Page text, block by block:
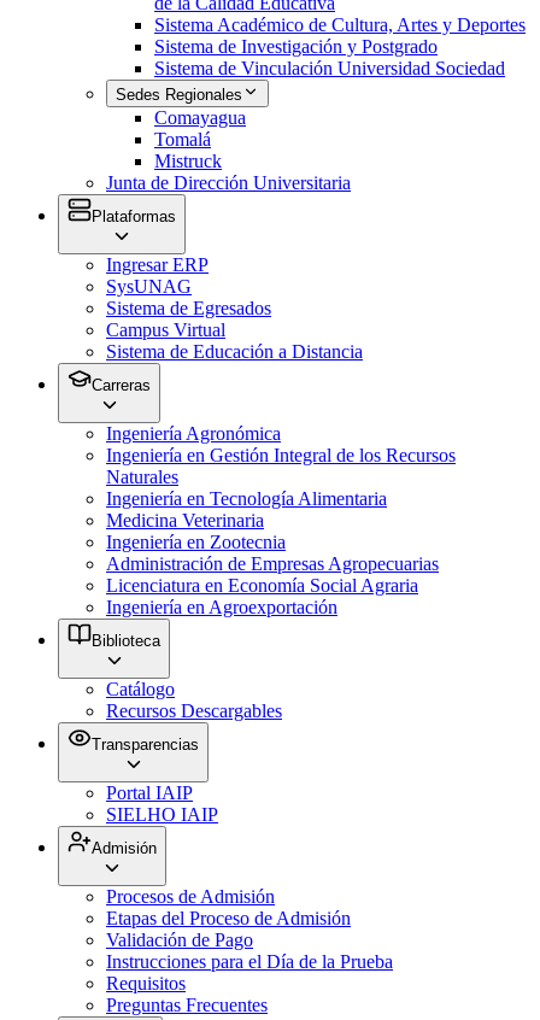
Sistema Académico de Cultura, Artes y Deportes
Sistema de Investigación y Postgrado
Sistema de Vinculación Universidad Sociedad
Sedes Regionales
Comayagua
Tomalá
Mistruck
Junta de Dirección Universitaria
Plataformas
Ingresar ERP
SysUNAG
Sistema de Egresados
Campus Virtual
Sistema de Educación a Distancia
Carreras
Ingeniería Agronómica
Ingeniería en Gestión Integral de los Recursos
Naturales
Ingeniería en Tecnología Alimentaria
Medicina Veterinaria
Ingeniería en Zootecnia
Administración de Empresas Agropecuarias
Licenciatura en Economía Social Agraria
Ingeniería en Agroexportación
Biblioteca
Catálogo
Recursos Descargables
Transparencias
Portal IAIP
SIELHO IAIP
Admisión
Procesos de Admisión
Etapas del Proceso de Admisión
Validación de Pago
Instrucciones para el Día de la Prueba
Requisitos
Preguntas Frecuentes